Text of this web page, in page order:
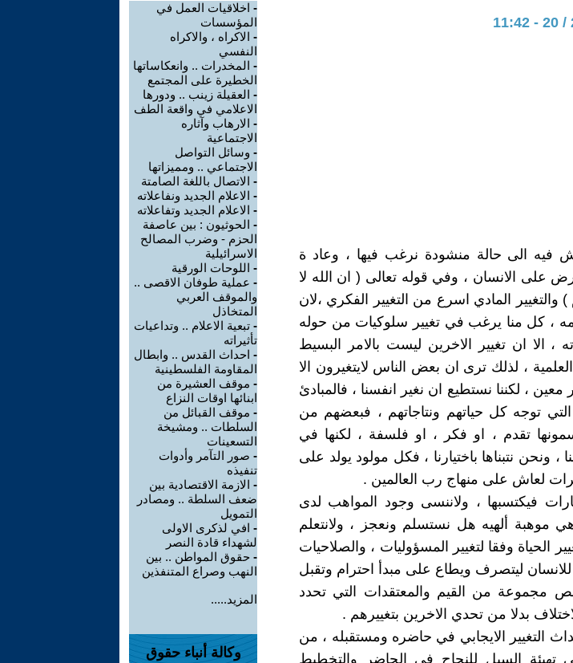
فيه الى حالة منشودة نرغب فيها ، وعاد ة
على الانسان ، وفي قوله تعالى ( ان الله لا
والتغيير المادي اسرع من التغيير الفكري ،لان
، كل منا يرغب في تغيير سلوكيات من حوله
الا ان تغيير الاخرين ليست بالامر البسيط
، لذلك ترى ان بعض الناس لايتغيرون الا
، لكننا نستطيع ان نغير انفسنا ، فالمبادئ
توجه كل حياتهم ونتاجاتهم ، فبعضهم من
تقدم ، او فكر ، او فلسفة ، لكنها في
، ونحن نتبناها باختيارنا ، فكل مولود يولد على
لعاش على منهاج رب العالمين .
فيكتسبها ، ولاننسى وجود المواهب لدى
موهبة ألهيه هل نستسلم ونعجز ، ولانتعلم
الحياة وفقا لتغيير المسؤوليات ، والصلاحيات
ليتصرف ويطاع على مبدأ احترام وتقبل
مجموعة من القيم والمعتقدات التي تحدد
بدلا من تحدي الاخرين بتغييرهم .
التغيير الايجابي في حاضره ومستقبله ، من
تهيئة السبل للنجاح في الحاضر والتخطيط
- اخلاقيات العمل في
المؤسسات
- الاكراه ، والاكراه
النفسي
- المخدرات .. وانعكاساتها
الخطيرة على المجتمع
- العقيلة زينب .. ودورها
الاعلامي في واقعة الطف
- الارهاب وآثاره
الاجتماعية
- وسائل التواصل
الاجتماعي .. ومميزاتها
- الاتصال باللغة الصامتة
- الاعلام الجديد ونفاعلاته
- الاعلام الجديد وتفاعلاته
- الحوثيون : بين عاصفة
الحزم - وضرب المصالح
الاسرائيلية
- اللوحات الورقية
- عملية طوفان الاقصى ..
والموقف العربي
المتخاذل
- تبعية الاعلام .. وتداعيات
تأثيراته
- احداث القدس .. وابطال
المقاومة الفلسطينية
- موقف العشيرة من
ابنائها اوقات النزاع
- موقف القبائل من
السلطات .. ومشيخة
التسعينات
- صور التآمر وأدوات
تنفيذه
- الازمة الاقتصادية بين
ضعف السلطة .. ومصادر
التمويل
- افي لذكرى الاولى
لشهداء قادة النصر
- حقوق المواطن .. بين
النهب وصراع المتنفذين
المزيد.....
وكالة أنباء حقوق